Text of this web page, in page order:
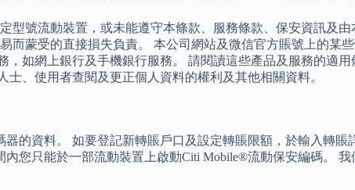
號流動裝置，或未能遵守本條款、服務條款、保安資訊及由
蒙受的直接損失負責。 本公司網站及微信官方賬號上的某
如網上銀行及手機銀行服務。 請閱讀這些產品及服務的適
、使用者查閱及更正個人資料的權利及其他相關資料。
的資料。 如要登記新轉賬戶口及設定轉賬限額，於輸入轉賬
您只能於一部流動裝置上啟動Citi Mobile®流動保安編碼。